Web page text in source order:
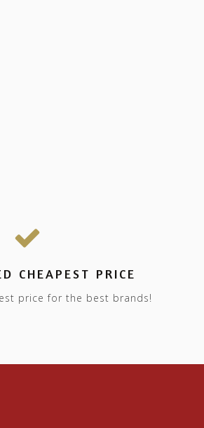
CHEAPEST PRICE
price for the best brands!